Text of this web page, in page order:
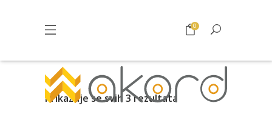
0
Prikazuje se svih 3 rezultata